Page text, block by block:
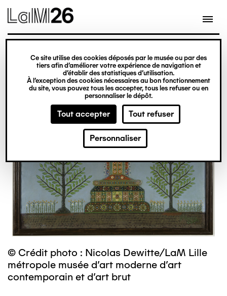
Gestion des cookies
Ce site utilise des cookies déposés par le musée ou par des
tiers afin d’améliorer votre expérience de navigation et
d’établir des statistiques d’utilisation.
À l’exception des cookies nécessaires au bon fonctionnement
du site, vous pouvez tous les accepter, tous les refuser ou en
personnaliser le dépôt.
Tout accepter Tout refuser
Personnaliser
contenu
© Crédit photo : Nicolas Dewitte/LaM Lille
métropole musée d’art moderne d’art
contemporain et d’art brut